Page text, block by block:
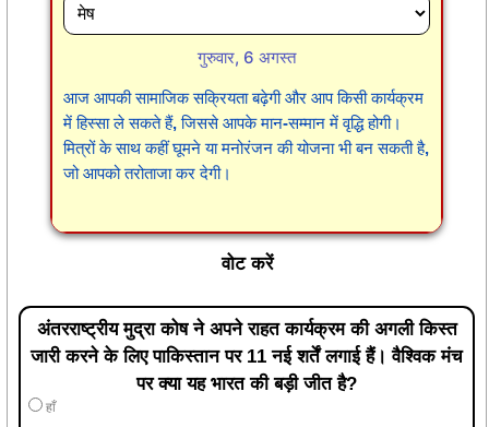
गुरुवार, 6 अगस्त
आज आपकी सामाजिक सक्रियता बढ़ेगी और आप किसी कार्यक्रम
में हिस्सा ले सकते हैं, जिससे आपके मान-सम्मान में वृद्धि होगी।
मित्रों के साथ कहीं घूमने या मनोरंजन की योजना भी बन सकती है,
जो आपको तरोताजा कर देगी।
वोट करें
अंतरराष्ट्रीय मुद्रा कोष ने अपने राहत कार्यक्रम की अगली किस्त
जारी करने के लिए पाकिस्तान पर 11 नई शर्तें लगाई हैं। वैश्विक मंच
पर क्या यह भारत की बड़ी जीत है?
हाँ